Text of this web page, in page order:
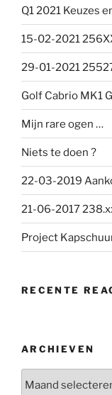
Q1 2021 Keuzes
15-02-2021
29-01-2021
Golf Cabrio MK1
Mijn rare ogen …
Niets te doen ?
22-03-2019
21-06-2017
Project
RECENTE
ARCHIEVEN